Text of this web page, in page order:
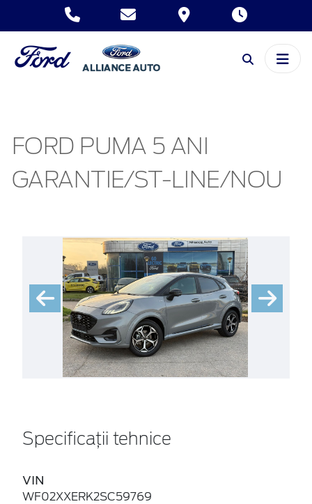
FORD PUMA 5 ANI
GARANTIE/ST-LINE/NOU
Specificații tehnice
VIN
WF02XXERK2SC59769